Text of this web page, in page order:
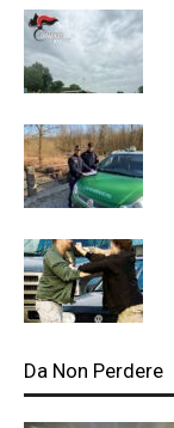
Da Non Perdere